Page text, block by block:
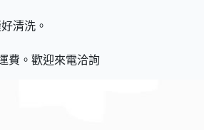
清洗。
費。歡迎來電洽詢